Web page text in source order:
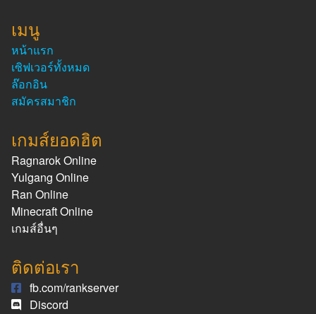
เมนู
หน้าแรก
เซิฟเวอร์ทั้งหมด
ล๊อกอิน
สมัครสมาชิก
เกมส์ยอดฮิต
Ragnarok Online
Yulgang Online
Ran Online
Minecraft Online
เกมส์อื่นๆ
ติดต่อเรา
fb.com/rankserver
Discord